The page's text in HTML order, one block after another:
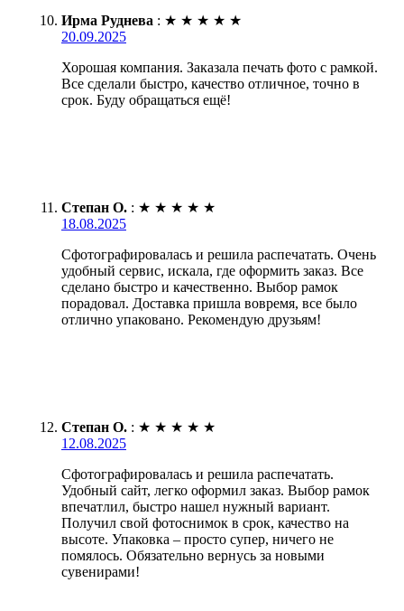
Ирма Руднева : ★ ★ ★ ★ ★
20.09.2025
Хорошая компания. Заказала печать фото с рамкой.
Все сделали быстро, качество отличное, точно в
срок. Буду обращаться ещё!
Степан О. : ★ ★ ★ ★ ★
18.08.2025
Сфотографировалась и решила распечатать. Очень
удобный сервис, искала, где оформить заказ. Все
сделано быстро и качественно. Выбор рамок
порадовал. Доставка пришла вовремя, все было
отлично упаковано. Рекомендую друзьям!
Степан О. : ★ ★ ★ ★ ★
12.08.2025
Сфотографировалась и решила распечатать.
Удобный сайт, легко оформил заказ. Выбор рамок
впечатлил, быстро нашел нужный вариант.
Получил свой фотоснимок в срок, качество на
высоте. Упаковка – просто супер, ничего не
помялось. Обязательно вернусь за новыми
сувенирами!